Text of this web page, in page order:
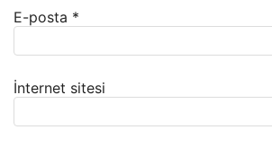
E-posta *
İnternet sitesi